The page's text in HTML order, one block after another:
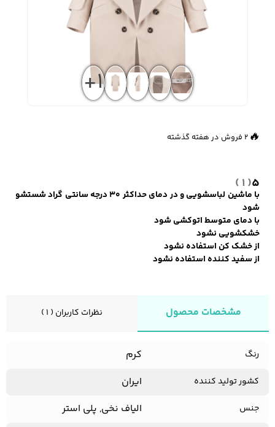
مردانه
کیف مردانه
کفش مردانه شال و کلاه مردانه
لباس زیر و راحتی
لباس زیر مردانه
+1
5
( 1 )
با ماشین لباسشویی و در دمای حداکثر ۳۰ درجه سانتی گراد شستشو
شود
با دمای متوسط اتوکشی شود
خشکشویی نشود
از خشک کن استفاده نشود
از سفید کننده استفاده نشود
🔥 2 فروش در هفته گذشته
مشخصات محصول نظرات کاربران ( 1 )
رنگ کرم
کشور تولید کننده ایران
جنس الیاف نخی, پلی استر